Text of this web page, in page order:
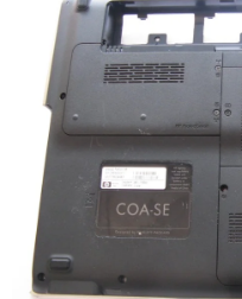
hvězdiček.